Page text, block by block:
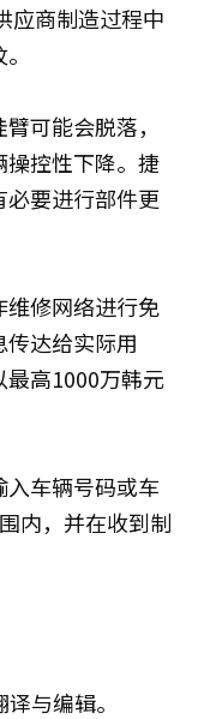
应商制造过程中
可能会脱落，
操控性下降。捷
要进行部件更
修网络进行免
达给实际用
最高1000万韩元
车辆号码或车
内，并在收到制
与编辑。